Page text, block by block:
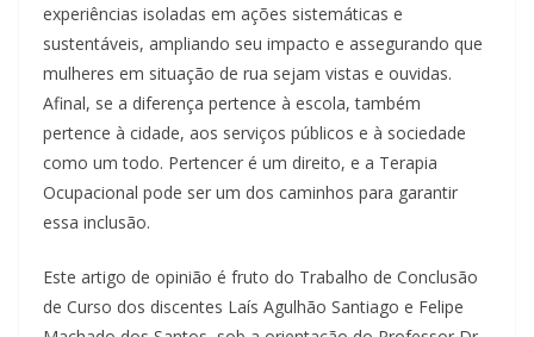
experiências isoladas em ações sistemáticas e
sustentáveis, ampliando seu impacto e assegurando que
mulheres em situação de rua sejam vistas e ouvidas.
Afinal, se a diferença pertence à escola, também
pertence à cidade, aos serviços públicos e à sociedade
como um todo. Pertencer é um direito, e a Terapia
Ocupacional pode ser um dos caminhos para garantir
essa inclusão.
Este artigo de opinião é fruto do Trabalho de Conclusão
de Curso dos discentes Laís Agulhão Santiago e Felipe